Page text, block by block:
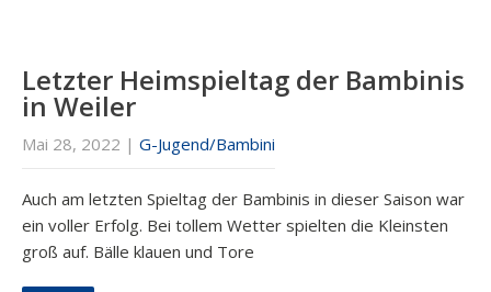
Letzter Heimspieltag der Bambinis
in Weiler
Mai 28, 2022 | G-Jugend/Bambini
Auch am letzten Spieltag der Bambinis in dieser Saison war
ein voller Erfolg. Bei tollem Wetter spielten die Kleinsten
groß auf. Bälle klauen und Tore